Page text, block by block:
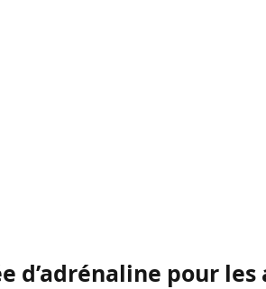
d’adrénaline pour